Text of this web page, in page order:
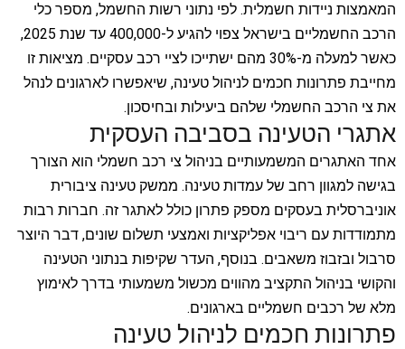
המאמצות ניידות חשמלית. לפי נתוני רשות החשמל, מספר כלי
הרכב החשמליים בישראל צפוי להגיע ל-400,000 עד שנת 2025,
כאשר למעלה מ-30% מהם ישתייכו לציי רכב עסקיים. מציאות זו
מחייבת פתרונות חכמים לניהול טעינה, שיאפשרו לארגונים לנהל
את צי הרכב החשמלי שלהם ביעילות ובחיסכון.
אתגרי הטעינה בסביבה העסקית
אחד האתגרים המשמעותיים בניהול צי רכב חשמלי הוא הצורך
בגישה למגוון רחב של עמדות טעינה. ממשק טעינה ציבורית
אוניברסלית בעסקים מספק פתרון כולל לאתגר זה. חברות רבות
מתמודדות עם ריבוי אפליקציות ואמצעי תשלום שונים, דבר היוצר
סרבול ובזבוז משאבים. בנוסף, העדר שקיפות בנתוני הטעינה
והקושי בניהול התקציב מהווים מכשול משמעותי בדרך לאימוץ
מלא של רכבים חשמליים בארגונים.
פתרונות חכמים לניהול טעינה